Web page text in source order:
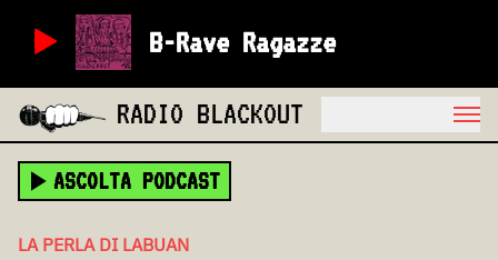
B-Rave Ragazze
RADIO BLACKOUT
ASCOLTA PODCAST
LA PERLA DI LABUAN